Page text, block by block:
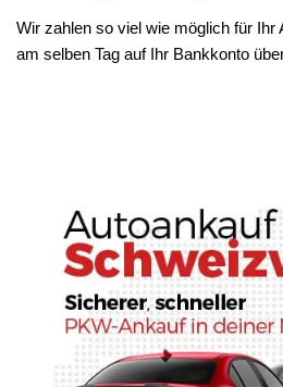
Wir zahlen so viel wie möglich für Ihr
am selben Tag auf Ihr Bankkonto